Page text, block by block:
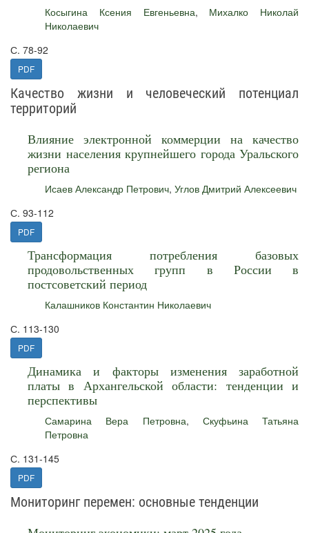
Косыгина Ксения Евгеньевна, Михалко Николай
Николаевич
С. 78-92
PDF
Качество жизни и человеческий потенциал
территорий
Влияние электронной коммерции на качество
жизни населения крупнейшего города Уральского
региона
Исаев Александр Петрович, Углов Дмитрий Алексеевич
С. 93-112
PDF
Трансформация потребления базовых
продовольственных групп в России в
постсоветский период
Калашников Константин Николаевич
С. 113-130
PDF
Динамика и факторы изменения заработной
платы в Архангельской области: тенденции и
перспективы
Самарина Вера Петровна, Скуфьина Татьяна
Петровна
С. 131-145
PDF
Мониторинг перемен: основные тенденции